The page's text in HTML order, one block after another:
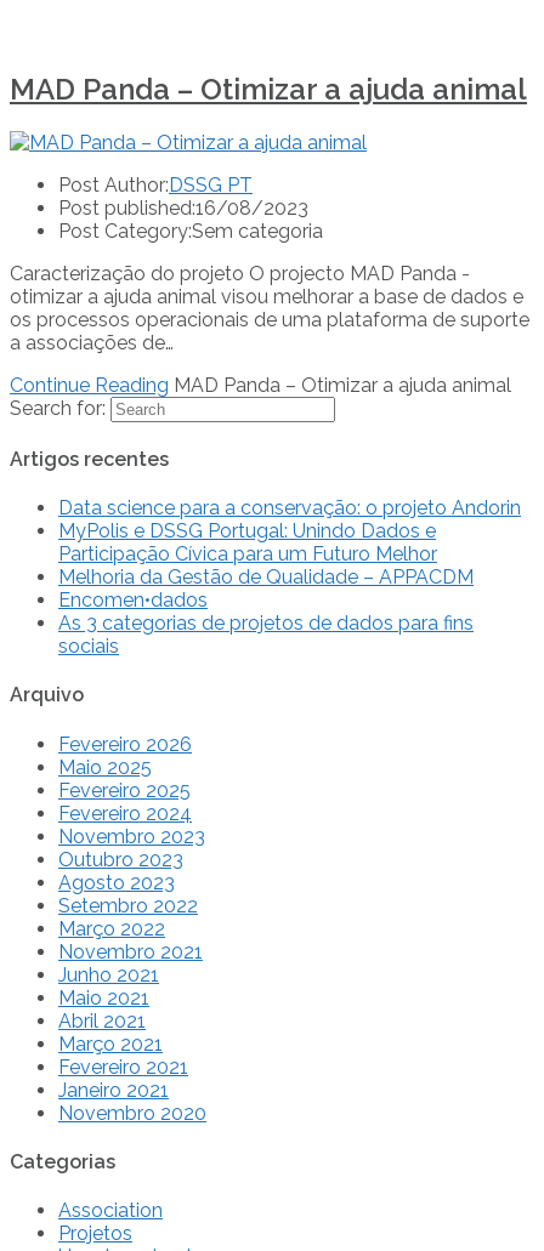
MAD Panda – Otimizar a ajuda animal
Post Author:DSSG PT
Post published:16/08/2023
Post Category:Sem categoria
Caracterização do projeto O projecto MAD Panda -
otimizar a ajuda animal visou melhorar a base de dados e
os processos operacionais de uma plataforma de suporte
a associações de…
Continue Reading MAD Panda – Otimizar a ajuda animal
Search for:
Artigos recentes
Data science para a conservação: o projeto Andorin
MyPolis e DSSG Portugal: Unindo Dados e
Participação Cívica para um Futuro Melhor
Melhoria da Gestão de Qualidade – APPACDM
Encomen•dados
As 3 categorias de projetos de dados para fins
sociais
Arquivo
Fevereiro 2026
Maio 2025
Fevereiro 2025
Fevereiro 2024
Novembro 2023
Outubro 2023
Agosto 2023
Setembro 2022
Março 2022
Novembro 2021
Junho 2021
Maio 2021
Abril 2021
Março 2021
Fevereiro 2021
Janeiro 2021
Novembro 2020
Categorias
Association
Projetos